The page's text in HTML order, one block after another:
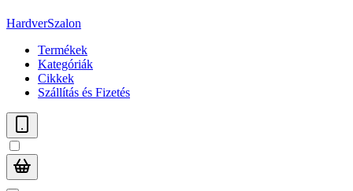
HardverSzalon
Termékek
Kategóriák
Cikkek
Szállítás és Fizetés